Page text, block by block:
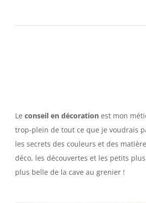
Le conseil en décoration est mon
trop-plein de tout ce que je voudrais
les secrets des couleurs et des
déco, les découvertes et les petits
plus belle de la cave au grenier !